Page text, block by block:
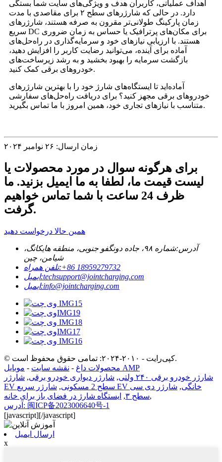
اهداف عملیاتی، کاربران هدف و ویژگی‌های سایت شما بستگی
دارد. در حالی که شارژرهای سطح ۲ برای مقاصدی با مدت
زمان پارکینگ طولانی‌تر مقرون به صرفه هستند، شارژرهای
سریع DC برای مکان‌های پرترافیک یا حساس به زمان ضروری
هستند. با ارزیابی نیازهای خود و سرمایه‌گذاری در راه‌حل‌های
آماده برای آینده، می‌توانید رضایت کاربر را افزایش دهید،
بازگشت سرمایه را بهبود بخشید و به رشد زیرساخت‌های
خودروهای برقی کمک کنید.
آماده‌اید تا ایستگاه‌های شارژ خود را با بهترین شارژرهای
خودروهای برقی مجهز کنید؟ برای دریافت راه‌حل‌های سفارشی
متناسب با نیازهای تجاری خود، همین امروز با ما تماس بگیرید.
زمان ارسال: ۲۶ نوامبر ۲۰۲۴
برای هرگونه سوال در مورد محصولات یا
لیست قیمت ما، لطفا به ما ایمیل بزنید. ما
ظرف 24 ساعت با شما تماس خواهیم
گرفت.
همین حالا درخواست دهید
آدرس:
شماره ۹۸، جاده دونگفو جنوبی، منطقه هایکانگ،
شیامن، چین
تلفن همراه:‎+86 18959279732‎
ایمیل:techsupport@jointcharging.com
ایمیل:info@jointcharging.com
© کپی‌رایت - ۲۰۱۰-۲۰۲۴: تمامی حقوق محفوظ است.
محصولات داغ - نقشه سایت -
موبایل AMP
شارژر خودرو برقی ۲۴۰ ولتی
, شارژر دیواری خودرو برقی, شارژر
EV سطح 2 مسکونی
, شارژر سریع EV خانگی, شارژر دی سی
سطح ۳
, ایستگاه شارژ در فضای باز برای خانه
,
آدرس: 闽ICP备2023006640号-1
[javascript][/javascript]
ارسال ایمیل
x